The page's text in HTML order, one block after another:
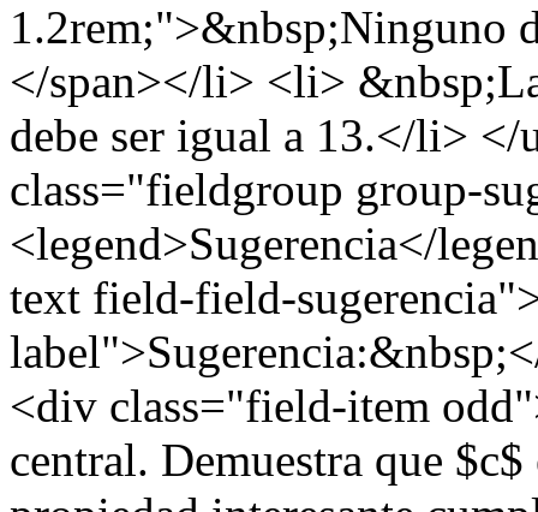
1.2rem;">&nbsp;Ninguno
</span></li> <li>
debe ser igual a 13.</li>
class="fieldgroup group-
<legend>Sugerencia</
text field-field-
<div class="field-item
central. Demuestra que